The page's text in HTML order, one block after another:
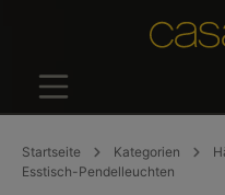
Startseite Kategorien
Esstisch-Pendelleuchten